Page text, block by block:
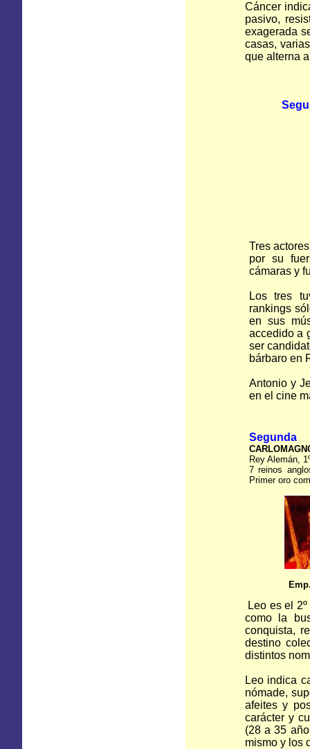
Cáncer
pasivo,
exagerada
casas,
que alterna
Tres
por su
cámaras y
Los tres
rankings
en sus
accedido a
ser
bárbaro en
Antonio y
en el cine
Segunda
Rey Alemán,
7 reinos
Primer oro
Leo es el
como la
conquista,
destino
distintos
Leo indica
nómade,
afeites y
carácter y
(28 a 35
mismo y los